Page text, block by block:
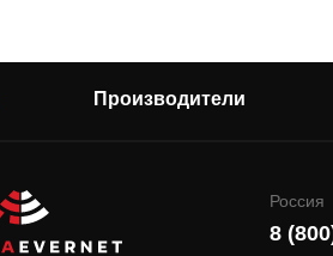
Производители
Россия
8